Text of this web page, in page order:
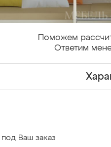
Поможем
Ответим
Ваш заказ